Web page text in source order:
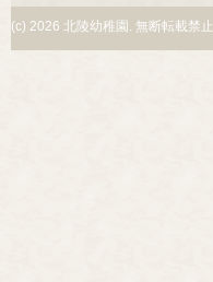
(c) 2026 北陵幼稚園. 無断転載禁止